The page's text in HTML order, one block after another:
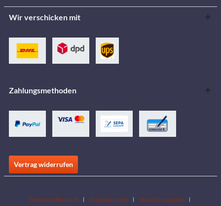
Wir verschicken mit
Zahlungsmethoden
Vertrag widerrufen
Downloadbereich Händlersuche Händler werden